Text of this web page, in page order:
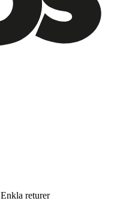
Enkla returer